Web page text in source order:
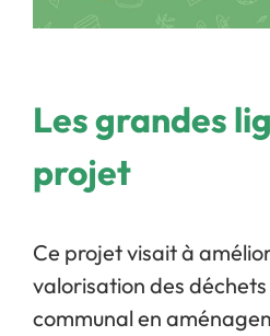
Les grandes
projet
Ce projet visait à
valorisation des
communal en